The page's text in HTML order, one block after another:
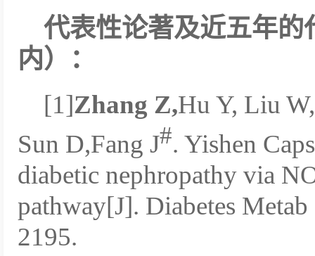
代表性论著及近五年的
内）：
[1]Zhang Z,Hu Y, Liu
Sun D,Fang J#. Yishen
diabetic nephropathy via
pathway[J]. Diabetes
2195.